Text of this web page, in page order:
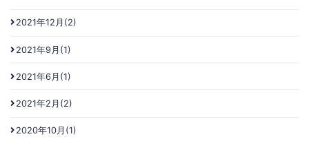
2021年12月(2)
2021年9月(1)
2021年6月(1)
2021年2月(2)
2020年10月(1)